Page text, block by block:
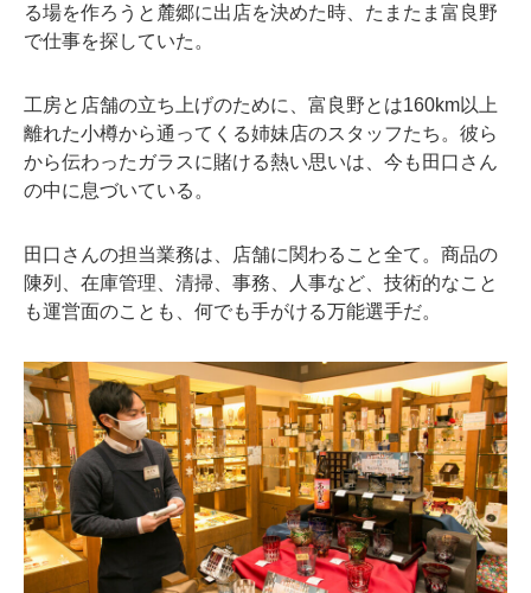
る場を作ろうと麓郷に出店を決めた時、たまたま富良野
で仕事を探していた。
工房と店舗の立ち上げのために、富良野とは160km以上
離れた小樽から通ってくる姉妹店のスタッフたち。彼ら
から伝わったガラスに賭ける熱い思いは、今も田口さん
の中に息づいている。
田口さんの担当業務は、店舗に関わること全て。商品の
陳列、在庫管理、清掃、事務、人事など、技術的なこと
も運営面のことも、何でも手がける万能選手だ。